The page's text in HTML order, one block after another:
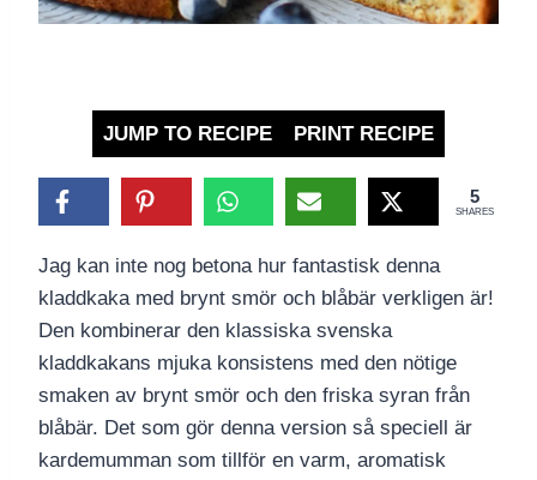
JUMP TO RECIPE PRINT RECIPE
5
SHARES
Jag kan inte nog betona hur fantastisk denna
kladdkaka med brynt smör och blåbär verkligen är!
Den kombinerar den klassiska svenska
kladdkakans mjuka konsistens med den nötige
smaken av brynt smör och den friska syran från
blåbär. Det som gör denna version så speciell är
kardemumman som tillför en varm, aromatisk